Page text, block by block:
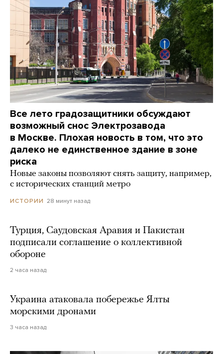
Все лето градозащитники обсуждают
возможный снос Электрозавода
в Москве. Плохая новость в том, что это
далеко не единственное здание в зоне
риска
Новые законы позволяют снять защиту, например,
с исторических станций метро
ИСТОРИИ 28 минут назад
Турция, Саудовская Аравия и Пакистан
подписали соглашение о коллективной
обороне
2 часа назад
Украина атаковала побережье Ялты
морскими дронами
3 часа назад